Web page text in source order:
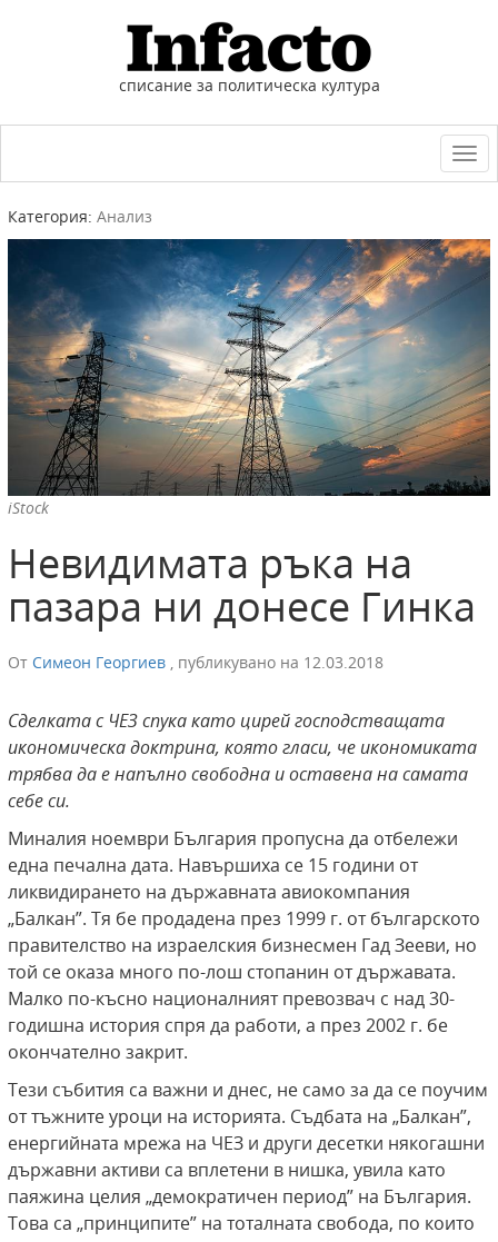
списание за политическа култура
Категория: Анализ
iStock
Невидимата ръка на
пазара ни донесе Гинка
От Симеон Георгиев , публикувано на 12.03.2018
Сделката с ЧЕЗ спука като цирей господстващата
икономическа доктрина, която гласи, че икономиката
трябва да е напълно свободна и оставена на самата
себе си.
Миналия ноември България пропусна да отбележи
една печална дата. Навършиха се 15 години от
ликвидирането на държавната авиокомпания
„Балкан”. Тя бе продадена през 1999 г. от българското
правителство на израелския бизнесмен Гад Зееви, но
той се оказа много по-лош стопанин от държавата.
Малко по-късно националният превозвач с над 30-
годишна история спря да работи, а през 2002 г. бе
окончателно закрит.
Тези събития са важни и днес, не само за да се поучим
от тъжните уроци на историята. Съдбата на „Балкан”,
енергийната мрежа на ЧЕЗ и други десетки някогашни
държавни активи са вплетени в нишка, увила като
паяжина целия „демократичен период” на България.
Това са „принципите” на тоталната свобода, по които